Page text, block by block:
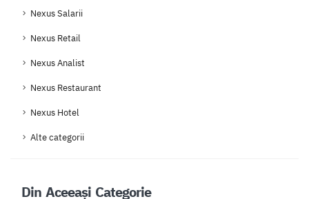
Nexus Salarii
Nexus Retail
Nexus Analist
Nexus Restaurant
Nexus Hotel
Alte categorii
Din Aceeași Categorie